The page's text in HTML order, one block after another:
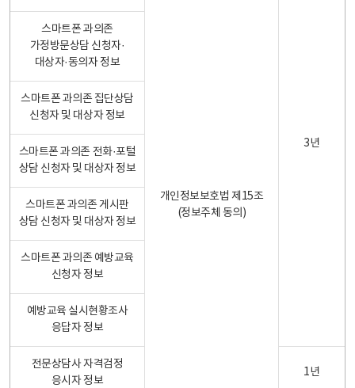
개인정보보호법 제15조
(정보주체 동의)
3년
스마트폰 과의존
가정방문상담 신청자·
대상자·동의자 정보
스마트폰 과의존 집단상담
신청자 및 대상자 정보
스마트폰 과의존 전화·포털
상담 신청자 및 대상자 정보
스마트폰 과의존 게시판
상담 신청자 및 대상자 정보
스마트폰 과의존 예방교육
신청자 정보
예방교육 실시현황조사
응답자 정보
전문상담사 자격검정
응시자 정보
1년